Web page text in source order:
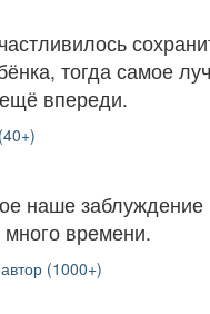
тогда самое
впереди.
наше заблуждение
времени.
(1000+)